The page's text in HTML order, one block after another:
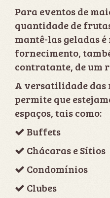
Para eventos de
quantidade de
mantê-las geladas é
fornecimento,
contratante, de um
A versatilidade das
permite que
espaços, tais como:
Buffets
Chácaras e Sítios
Condomínios
Clubes